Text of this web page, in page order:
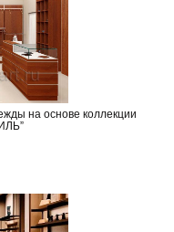
на основе коллекции